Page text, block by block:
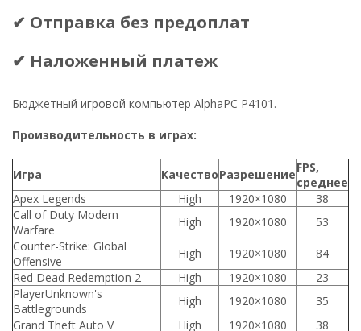
✔ Отправка без предоплат
✔ Наложенный платеж
Бюджетный игровой компьютер AlphaPC P4101.
Производительность в играх:
Игра КачествоРазрешениеFPS,
среднее
Apex Legends
High 1920×1080
38
Call of Duty Modern
Warfare
High 1920×1080
53
Counter-Strike: Global
Offensive
High 1920×1080
84
Red Dead Redemption 2
High 1920×1080
23
PlayerUnknown's
Battlegrounds
High 1920×1080
35
Grand Theft Auto V
High 1920×1080
38